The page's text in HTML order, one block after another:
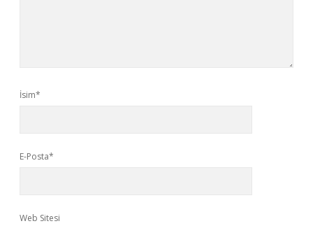
İsim*
E-Posta*
Web Sitesi